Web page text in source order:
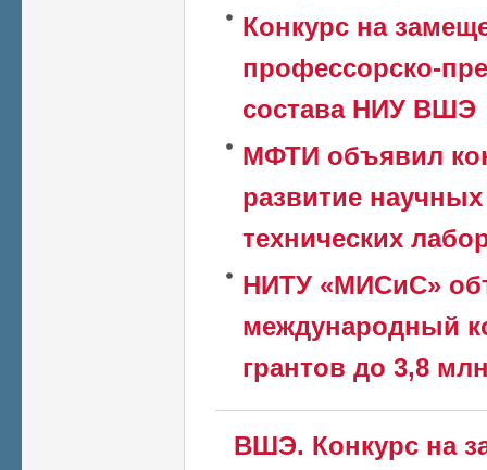
Конкурс на
профессорско-
состава НИУ ВШЭ
МФТИ объявил
развитие
технических
НИТУ «МИСиС»
международный
грантов до 3,8
ВШЭ. Конкурс на